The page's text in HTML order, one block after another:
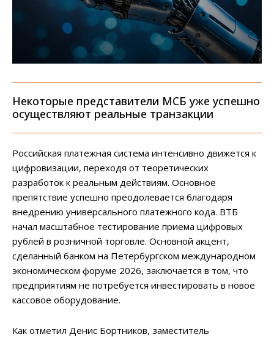
Некоторые представители МСБ уже успешно
осуществляют реальные транзакции
Российская платежная система интенсивно движется к
цифровизации, переходя от теоретических
разработок к реальным действиям. Основное
препятствие успешно преодолевается благодаря
внедрению универсального платежного кода. ВТБ
начал масштабное тестирование приема цифровых
рублей в розничной торговле. Основной акцент,
сделанный банком на Петербургском международном
экономическом форуме 2026, заключается в том, что
предприятиям не потребуется инвестировать в новое
кассовое оборудование.
Как отметил Денис Бортников, заместитель